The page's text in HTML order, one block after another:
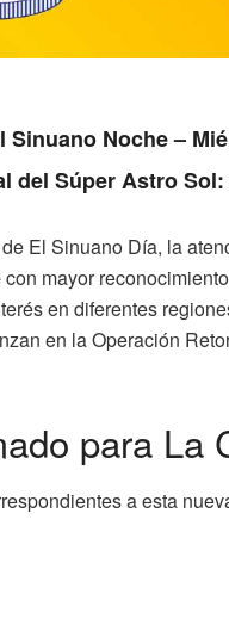
Noche –
del Súper Astro
El Sinuano Día, la
con mayor
en diferentes
en la Operación
para La
a esta